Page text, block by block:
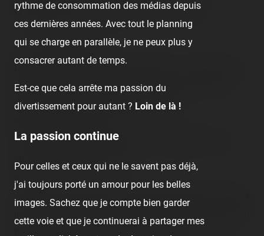
• Fabien &amp; acolytes pour descente et D.D.R.
<!-- TR main content -->
Départ <span class="tr-heure">10h30 ~ 11h</span> ché
pas quoi… Enfin bon, y aura que pour 40 mn = salon
Mickey ! Et salon cool aujourd'hui !<br />
<img src="/content/trip-reports/1190584800/(1).jpg"
rythme de consommation des médias depuis
ces dernières années. Avec tout le planning
qui se charge en parallèle, je ne peux plus y
consacrer autant de temps.
Est-ce que cela arrête ma passion du
divertissement pour autant ? Loin de là !
La passion continue
Pour celles et ceux qui ne le savent pas déjà,
j'ai toujours porté un amour pour les belles
images. Sachez que je compte bien garder
cette voie et que je continuerai à partager mes